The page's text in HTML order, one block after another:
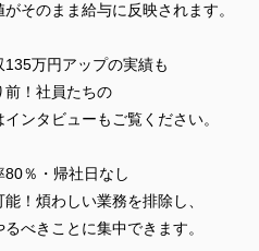
そのまま給与に反映されます。
万円アップの実績も
前！社員たちの
ンタビューもご覧ください。
％・帰社日なし
！煩わしい業務を排除し、
べきことに集中できます。